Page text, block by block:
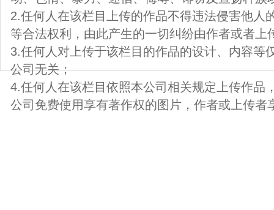
2.任何人在该栏目上传的作品不得违法侵害他人
等合法权利，由此产生的一切纠纷由作者或者上
3.任何人对上传于该栏目的作品的设计、内容等
公司无关；
4.任何人在该栏目依照本公司相关规定上传作品
公司免费使用享有著作权的图片，作者或上传者